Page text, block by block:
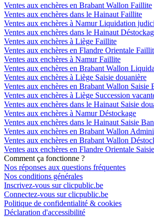
Ventes aux enchères en Brabant Wallon Faillite
Ventes aux enchères dans le Hainaut Faillite
Ventes aux enchères à Namur Liquidation
Ventes aux enchères dans le Hainaut
Ventes aux enchères à Liège Faillite
Ventes aux enchères en Flandre Orientale
Ventes aux enchères à Namur Faillite
Ventes aux enchères en Brabant Wallon
Ventes aux enchères à Liège Saisie douanière
Ventes aux enchères en Brabant Wallon Saisie
Ventes aux enchères à Liège Succession
Ventes aux enchères dans le Hainaut Saisie
Ventes aux enchères à Namur Déstockage
Ventes aux enchères dans le Hainaut Saisie
Ventes aux enchères en Brabant Wallon
Ventes aux enchères en Brabant Wallon
Ventes aux enchères en Flandre Orientale
Comment ça fonctionne ?
Nos réponses aux questions fréquentes
Nos conditions générales
Inscrivez-vous sur clicpublic.be
Connectez-vous sur clicpublic.be
Politique de confidentialité & cookies
Déclaration d'accessibilité